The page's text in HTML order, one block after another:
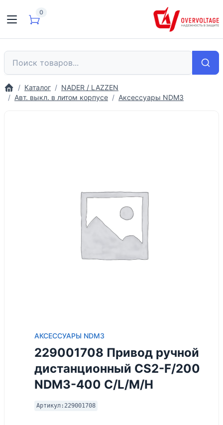
0
Каталог
NADER / LAZZEN
Авт. выкл. в литом корпусе
Аксессуары NDM3
АКСЕССУАРЫ NDM3
229001708 Привод ручной
дистанционный CS2-F/200
NDM3-400 C/L/M/H
Артикул: 229001708